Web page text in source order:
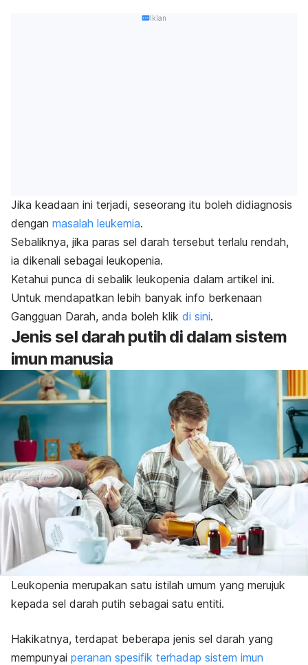
Iklan
Jika keadaan ini terjadi, seseorang itu boleh didiagnosis
dengan masalah leukemia.
Sebaliknya, jika paras sel darah tersebut terlalu rendah,
ia dikenali sebagai leukopenia.
Ketahui punca di sebalik leukopenia dalam artikel ini.
Untuk mendapatkan lebih banyak info berkenaan
Gangguan Darah, anda boleh klik di sini.
Jenis sel darah putih di dalam sistem
imun manusia
Leukopenia merupakan satu istilah umum yang merujuk
kepada sel darah putih sebagai satu entiti.
Hakikatnya, terdapat beberapa jenis sel darah yang
mempunyai peranan spesifik terhadap sistem imun